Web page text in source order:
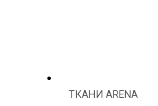
ТКАНИ ARENA